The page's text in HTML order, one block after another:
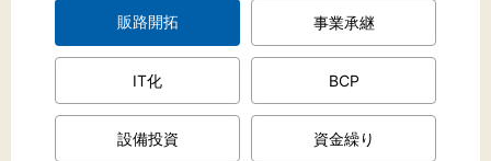
販路開拓 事業承継
IT化 BCP
設備投資 資金繰り